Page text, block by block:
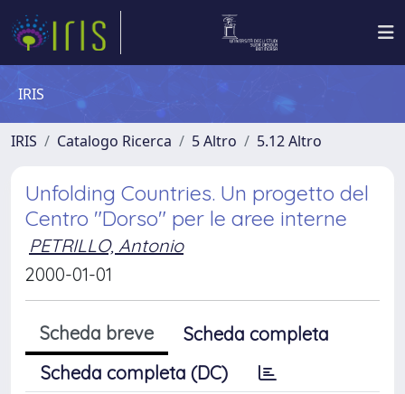
IRIS
IRIS Catalogo Ricerca 5 Altro 5.12 Altro
Unfolding Countries. Un progetto del
Centro "Dorso" per le aree interne
PETRILLO, Antonio
2000-01-01
Scheda breve
Scheda completa
Scheda completa (DC)